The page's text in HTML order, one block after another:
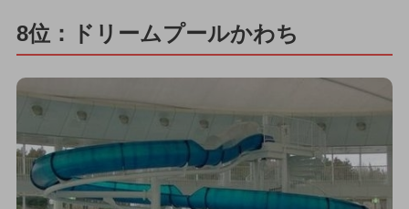
8位：ドリームプールかわち